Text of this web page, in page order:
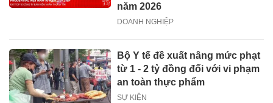
năm 2026
DOANH NGHIỆP
Bộ Y tế đề xuất nâng mức phạt
từ 1 - 2 tỷ đồng đối với vi phạm
an toàn thực phẩm
SỰ KIỆN